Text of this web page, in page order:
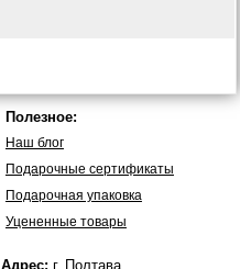
Полезное:
Наш блог
Подарочные сертификаты
Подарочная упаковка
Уцененные товары
Адрес: г. Полтава